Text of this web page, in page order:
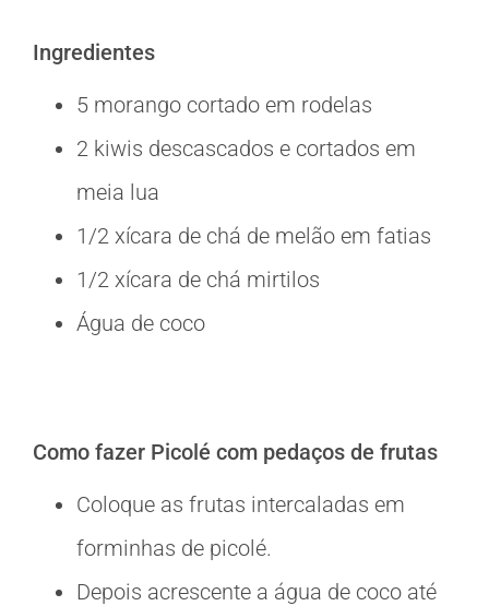
Ingredientes
5 morango cortado em rodelas
2 kiwis descascados e cortados em
meia lua
1/2 xícara de chá de melão em fatias
1/2 xícara de chá mirtilos
Água de coco
Como fazer Picolé com pedaços de frutas
Coloque as frutas intercaladas em
forminhas de picolé.
Depois acrescente a água de coco até